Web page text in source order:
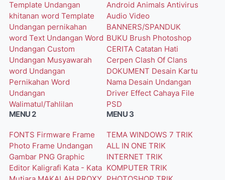
Template Undangan
khitanan word Template
Undangan pernikahan
word Text Undangan Word
Undangan Custom
Undangan Musyawarah
word Undangan
Pernikahan Word
Undangan
Walimatul/Tahlilan
Android Animals Antivirus
Audio Video
BANNERS/SPANDUK
BUKU Brush Photoshop
CERITA Catatan Hati
Cerpen Clash Of Clans
DOKUMENT Desain Kartu
Nama Desain Undangan
Driver Effect Cahaya File
PSD
MENU 2
FONTS Firmware Frame
Photo Frame Undangan
Gambar PNG Graphic
Editor Kaligrafi Kata - Kata
MENU 3
TEMA WINDOWS 7 TRIK
ALL IN ONE TRIK
INTERNET TRIK
KOMPUTER TRIK